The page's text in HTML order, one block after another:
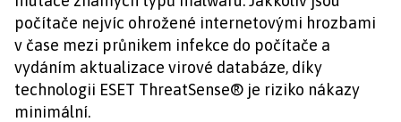
počítače nejvíc ohrožené internetovými hrozbami
v čase mezi průnikem infekce do počítače a
vydáním aktualizace virové databáze, díky
technologii ESET ThreatSense® je riziko nákazy
minimální.